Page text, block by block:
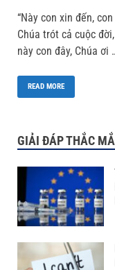
“Này con xin đến,
Chúa trót cả cuộc
này con đây, Chúa ơi
READ MORE
GIẢI ĐÁP THẮC